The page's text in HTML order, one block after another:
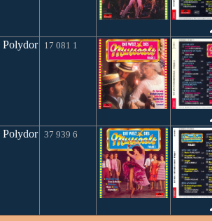
Polydor 17 081 1
Polydor 37 939 6